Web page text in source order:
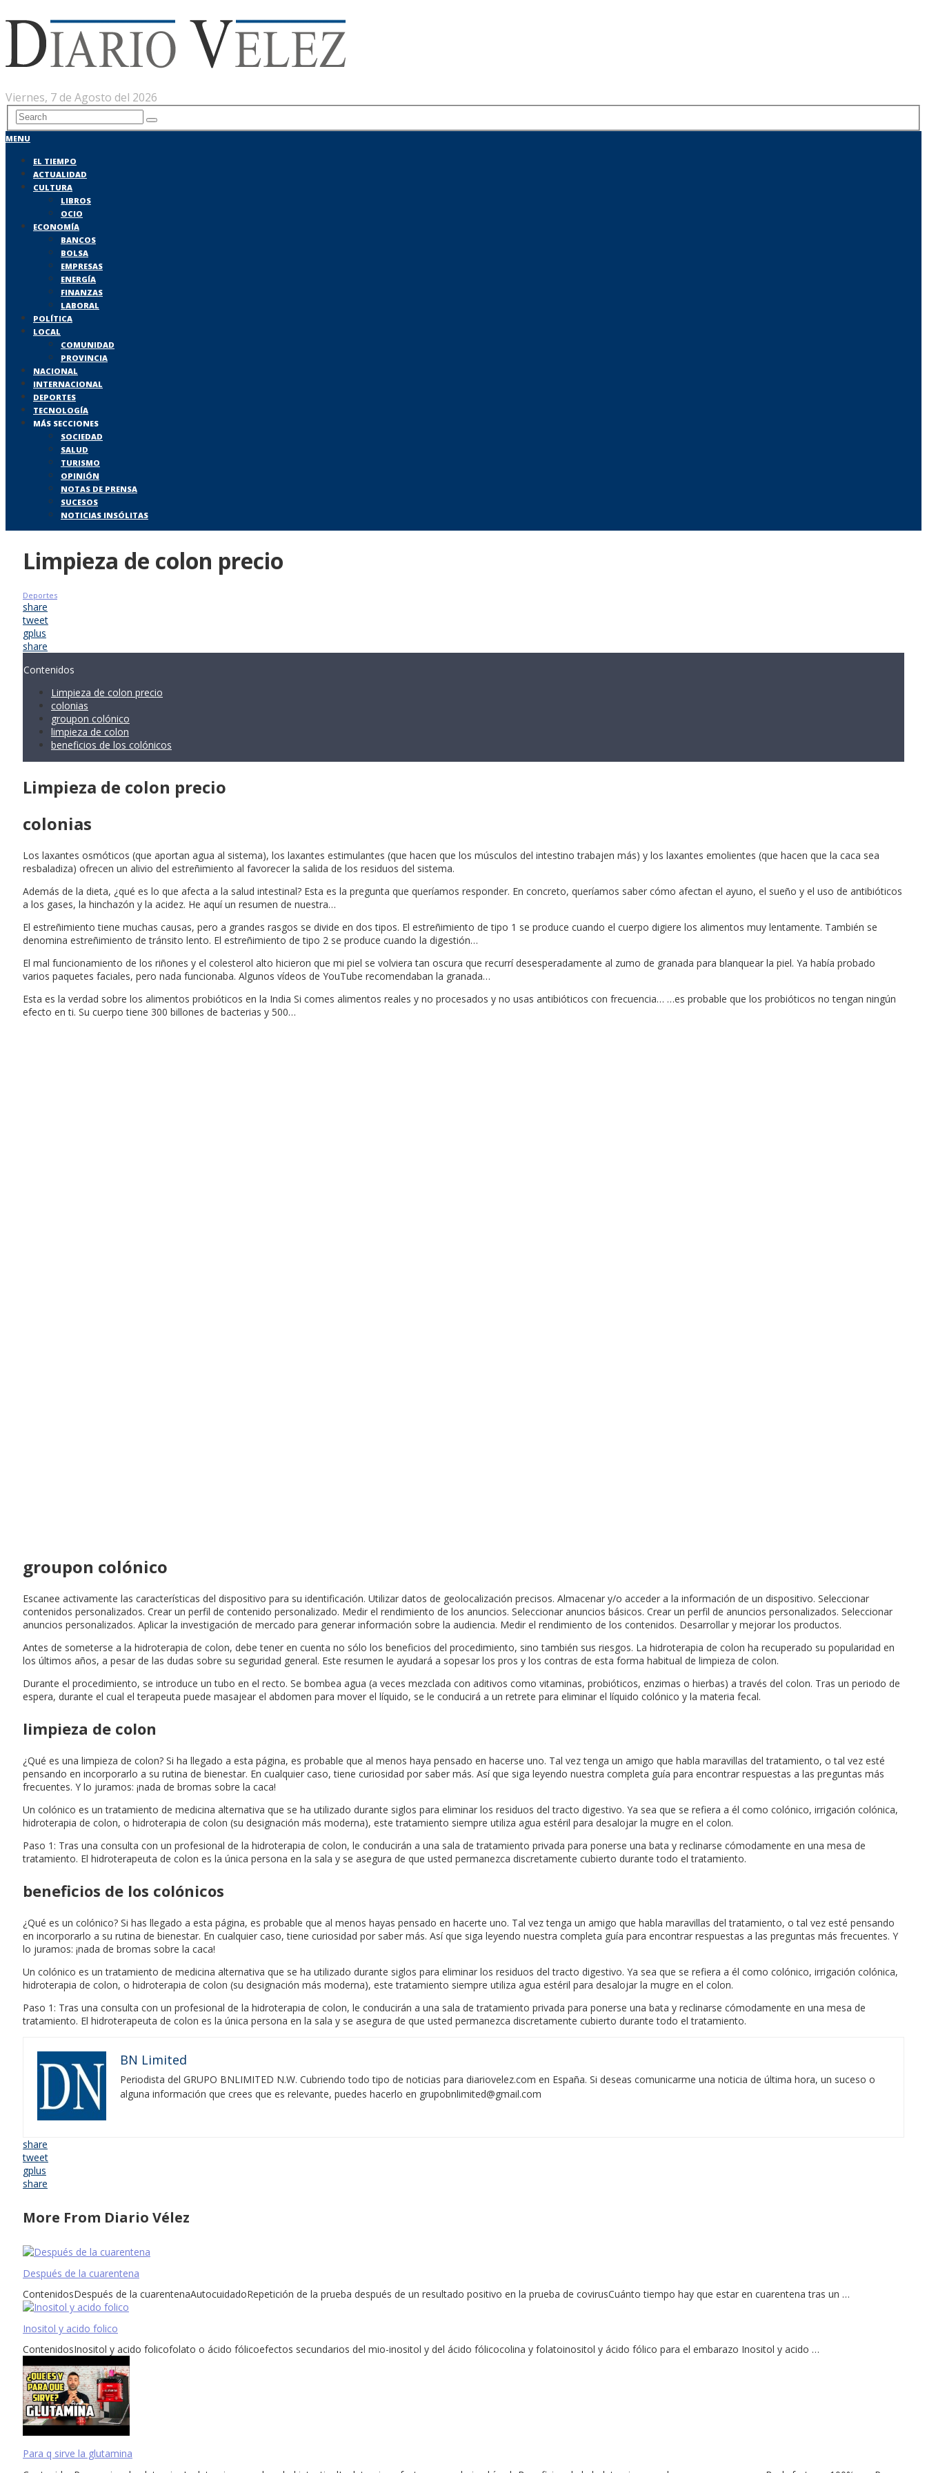
Viernes, 7 de Agosto del 2026
MENU
EL TIEMPO
ACTUALIDAD
CULTURA
LIBROS
OCIO
ECONOMÍA
BANCOS
BOLSA
EMPRESAS
ENERGÍA
FINANZAS
LABORAL
POLÍTICA
LOCAL
COMUNIDAD
PROVINCIA
NACIONAL
INTERNACIONAL
DEPORTES
TECNOLOGÍA
MÁS SECCIONES
SOCIEDAD
SALUD
TURISMO
OPINIÓN
NOTAS DE PRENSA
SUCESOS
NOTICIAS INSÓLITAS
Limpieza de colon precio
Deportes
share
tweet
gplus
share
Contenidos
Limpieza de colon precio
colonias
groupon colónico
limpieza de colon
beneficios de los colónicos
Limpieza de colon precio
colonias
Los laxantes osmóticos (que aportan agua al sistema), los laxantes estimulantes (que hacen que los músculos del intestino trabajen más) y los laxantes emolientes (que hacen que la caca sea
resbaladiza) ofrecen un alivio del estreñimiento al favorecer la salida de los residuos del sistema.
Además de la dieta, ¿qué es lo que afecta a la salud intestinal? Esta es la pregunta que queríamos responder. En concreto, queríamos saber cómo afectan el ayuno, el sueño y el uso de antibióticos
a los gases, la hinchazón y la acidez. He aquí un resumen de nuestra…
El estreñimiento tiene muchas causas, pero a grandes rasgos se divide en dos tipos. El estreñimiento de tipo 1 se produce cuando el cuerpo digiere los alimentos muy lentamente. También se
denomina estreñimiento de tránsito lento. El estreñimiento de tipo 2 se produce cuando la digestión…
El mal funcionamiento de los riñones y el colesterol alto hicieron que mi piel se volviera tan oscura que recurrí desesperadamente al zumo de granada para blanquear la piel. Ya había probado
varios paquetes faciales, pero nada funcionaba. Algunos vídeos de YouTube recomendaban la granada…
Esta es la verdad sobre los alimentos probióticos en la India Si comes alimentos reales y no procesados y no usas antibióticos con frecuencia… …es probable que los probióticos no tengan ningún
efecto en ti. Su cuerpo tiene 300 billones de bacterias y 500…
groupon colónico
Escanee activamente las características del dispositivo para su identificación. Utilizar datos de geolocalización precisos. Almacenar y/o acceder a la información de un dispositivo. Seleccionar
contenidos personalizados. Crear un perfil de contenido personalizado. Medir el rendimiento de los anuncios. Seleccionar anuncios básicos. Crear un perfil de anuncios personalizados. Seleccionar
anuncios personalizados. Aplicar la investigación de mercado para generar información sobre la audiencia. Medir el rendimiento de los contenidos. Desarrollar y mejorar los productos.
Antes de someterse a la hidroterapia de colon, debe tener en cuenta no sólo los beneficios del procedimiento, sino también sus riesgos. La hidroterapia de colon ha recuperado su popularidad en
los últimos años, a pesar de las dudas sobre su seguridad general. Este resumen le ayudará a sopesar los pros y los contras de esta forma habitual de limpieza de colon.
Durante el procedimiento, se introduce un tubo en el recto. Se bombea agua (a veces mezclada con aditivos como vitaminas, probióticos, enzimas o hierbas) a través del colon. Tras un periodo de
espera, durante el cual el terapeuta puede masajear el abdomen para mover el líquido, se le conducirá a un retrete para eliminar el líquido colónico y la materia fecal.
limpieza de colon
¿Qué es una limpieza de colon? Si ha llegado a esta página, es probable que al menos haya pensado en hacerse uno. Tal vez tenga un amigo que habla maravillas del tratamiento, o tal vez esté
pensando en incorporarlo a su rutina de bienestar. En cualquier caso, tiene curiosidad por saber más. Así que siga leyendo nuestra completa guía para encontrar respuestas a las preguntas más
frecuentes. Y lo juramos: ¡nada de bromas sobre la caca!
Un colónico es un tratamiento de medicina alternativa que se ha utilizado durante siglos para eliminar los residuos del tracto digestivo. Ya sea que se refiera a él como colónico, irrigación colónica,
hidroterapia de colon, o hidroterapia de colon (su designación más moderna), este tratamiento siempre utiliza agua estéril para desalojar la mugre en el colon.
Paso 1: Tras una consulta con un profesional de la hidroterapia de colon, le conducirán a una sala de tratamiento privada para ponerse una bata y reclinarse cómodamente en una mesa de
tratamiento. El hidroterapeuta de colon es la única persona en la sala y se asegura de que usted permanezca discretamente cubierto durante todo el tratamiento.
beneficios de los colónicos
¿Qué es un colónico? Si has llegado a esta página, es probable que al menos hayas pensado en hacerte uno. Tal vez tenga un amigo que habla maravillas del tratamiento, o tal vez esté pensando
en incorporarlo a su rutina de bienestar. En cualquier caso, tiene curiosidad por saber más. Así que siga leyendo nuestra completa guía para encontrar respuestas a las preguntas más frecuentes. Y
lo juramos: ¡nada de bromas sobre la caca!
Un colónico es un tratamiento de medicina alternativa que se ha utilizado durante siglos para eliminar los residuos del tracto digestivo. Ya sea que se refiera a él como colónico, irrigación colónica,
hidroterapia de colon, o hidroterapia de colon (su designación más moderna), este tratamiento siempre utiliza agua estéril para desalojar la mugre en el colon.
Paso 1: Tras una consulta con un profesional de la hidroterapia de colon, le conducirán a una sala de tratamiento privada para ponerse una bata y reclinarse cómodamente en una mesa de
tratamiento. El hidroterapeuta de colon es la única persona en la sala y se asegura de que usted permanezca discretamente cubierto durante todo el tratamiento.
BN Limited
Periodista del GRUPO BNLIMITED N.W. Cubriendo todo tipo de noticias para diariovelez.com en España. Si deseas comunicarme una noticia de última hora, un suceso o
alguna información que crees que es relevante, puedes hacerlo en grupobnlimited@gmail.com
share
tweet
gplus
share
More From Diario Vélez
Después de la cuarentena
ContenidosDespués de la cuarentenaAutocuidadoRepetición de la prueba después de un resultado positivo en la prueba de covirusCuánto tiempo hay que estar en cuarentena tras un …
Inositol y acido folico
ContenidosInositol y acido folicofolato o ácido fólicoefectos secundarios del mio-inositol y del ácido fólicocolina y folatoinositol y ácido fólico para el embarazo Inositol y acido …
Para q sirve la glutamina